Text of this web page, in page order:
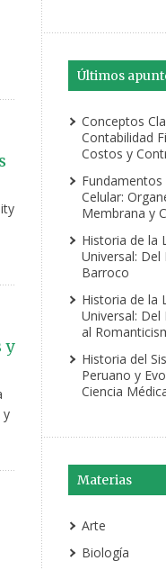
y
y
Últimos
Conceptos
Contabilidad
Costos y
Celular:
Membrana y
Historia de la
Universal:
Barroco
Historia de la
Universal: Del
al
Historia del
Peruano y
Ciencia
Materias
Arte
Biología